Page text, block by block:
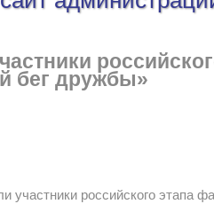
бег дружбы»
участники российского этапа